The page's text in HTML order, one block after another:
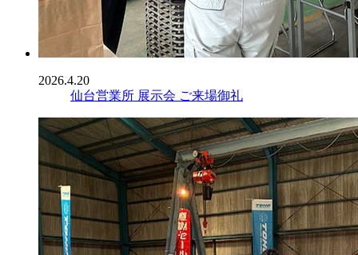
2026.4.20
仙台営業所 展示会 ご来場御礼